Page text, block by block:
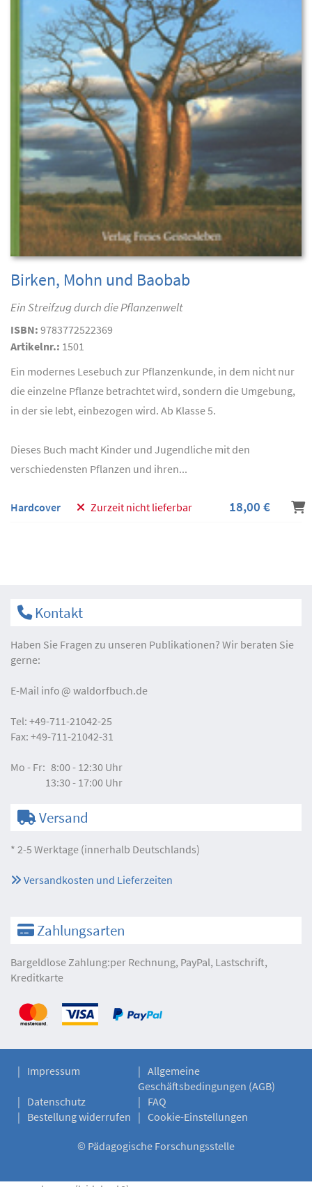
Birken, Mohn und Baobab
Ein Streifzug durch die Pflanzenwelt
ISBN: 9783772522369
Artikelnr.: 1501
Ein modernes Lesebuch zur Pflanzenkunde, in dem nicht nur
die einzelne Pflanze betrachtet wird, sondern die Umgebung,
in der sie lebt, einbezogen wird. Ab Klasse 5.
Dieses Buch macht Kinder und Jugendliche mit den
verschiedensten Pflanzen und ihren...
Hardcover Zurzeit nicht lieferbar 18,00 €
Kontakt
Haben Sie Fragen zu unseren Publikationen? Wir beraten Sie
gerne:
E-Mail info waldorfbuch.de
Tel: +49-711-21042-25
Fax: +49-711-21042-31
Mo - Fr: 8:00 - 12:30 Uhr
13:30 - 17:00 Uhr
Versand
* 2-5 Werktage (innerhalb Deutschlands)
Versandkosten und Lieferzeiten
Zahlungsarten
Bargeldlose Zahlung:per Rechnung, PayPal, Lastschrift,
Kreditkarte
Impressum
Allgemeine
Geschäftsbedingungen (AGB)
Datenschutz
FAQ
Bestellung widerrufen
Cookie-Einstellungen
© Pädagogische Forschungsstelle